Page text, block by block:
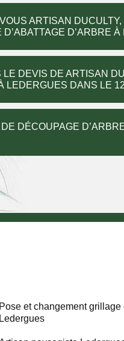
ARTISAN
D’ABATTAGE D’ARBRE
LE DEVIS DE ARTISAN
LEDERGUES DANS LE
DÉCOUPAGE
Pose et changement grillage
Ledergues